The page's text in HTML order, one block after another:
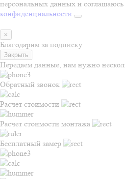
персональных данных и соглашаюсь
конфиденциальности
×
Благодарим за подписку
Закрыть
Передаем данные, нам нужно
Обратный звонок
Расчет стоимости
Расчет стоимости монтажа
Бесплатный замер